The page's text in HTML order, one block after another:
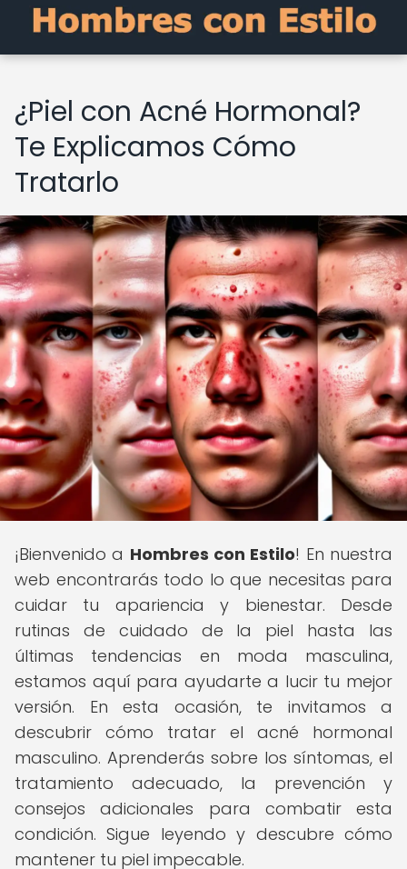
¿Piel con Acné Hormonal?
Te Explicamos Cómo
Tratarlo
¡Bienvenido a Hombres con Estilo! En nuestra
web encontrarás todo lo que necesitas para
cuidar tu apariencia y bienestar. Desde
rutinas de cuidado de la piel hasta las
últimas tendencias en moda masculina,
estamos aquí para ayudarte a lucir tu mejor
versión. En esta ocasión, te invitamos a
descubrir cómo tratar el acné hormonal
masculino. Aprenderás sobre los síntomas, el
tratamiento adecuado, la prevención y
consejos adicionales para combatir esta
condición. Sigue leyendo y descubre cómo
mantener tu piel impecable.